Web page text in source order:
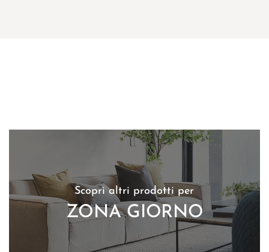
Scopri altri prodotti per
ZONA GIORNO